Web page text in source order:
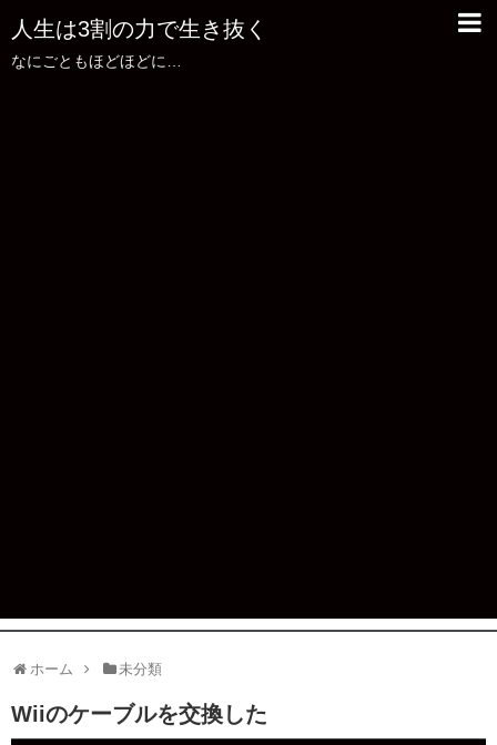
人生は3割の力で生き抜く
なにごともほどほどに…
ホーム 未分類
Wiiのケーブルを交換した